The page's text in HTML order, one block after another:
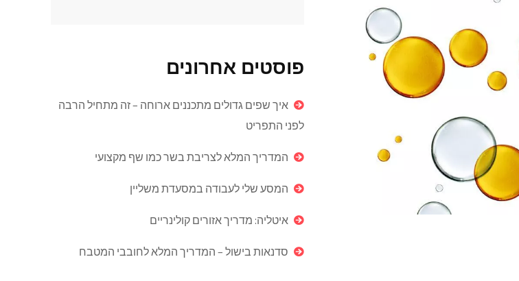
פוסטים אחרונים
איך שפים גדולים מתכננים ארוחה – זה מתחיל הרבה
לפני התפריט
המדריך המלא לצריבת בשר כמו שף מקצועי
המסע שלי לעבודה במסעדת משליין
איטליה: מדריך אזורים קולינריים
סדנאות בישול – המדריך המלא לחובבי המטבח